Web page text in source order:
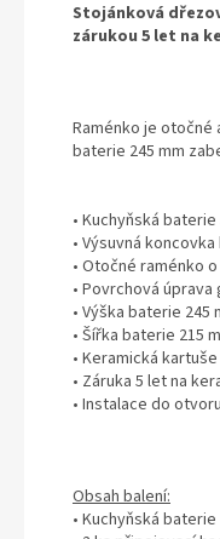
Stojánková
zárukou 5 let na
Raménko je otočné
baterie 245 mm
• Kuchyňská
• Výsuvná
• Otočné raménko o
• Povrchová
• Výška baterie 245
• Šířka baterie 215
• Keramická kartuše
• Záruka 5 let na
• Instalace do
Obsah balení:
• Kuchyňská baterie